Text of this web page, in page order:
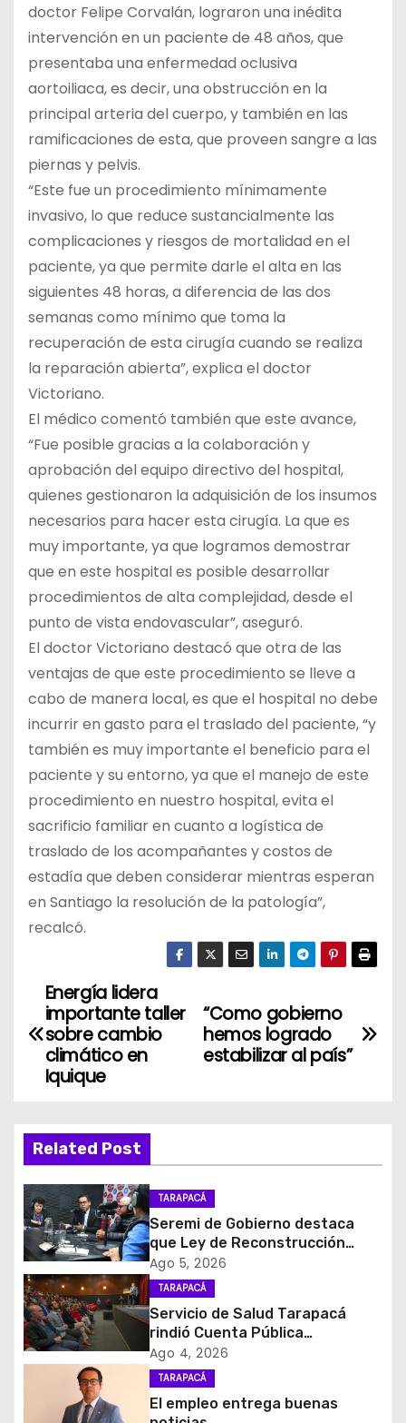
doctor Felipe Corvalán, lograron una inédita
intervención en un paciente de 48 años, que
presentaba una enfermedad oclusiva
aortoiliaca, es decir, una obstrucción en la
principal arteria del cuerpo, y también en las
ramificaciones de esta, que proveen sangre a las
piernas y pelvis.
“Este fue un procedimiento mínimamente
invasivo, lo que reduce sustancialmente las
complicaciones y riesgos de mortalidad en el
paciente, ya que permite darle el alta en las
siguientes 48 horas, a diferencia de las dos
semanas como mínimo que toma la
recuperación de esta cirugía cuando se realiza
la reparación abierta”, explica el doctor
Victoriano.
El médico comentó también que este avance,
“Fue posible gracias a la colaboración y
aprobación del equipo directivo del hospital,
quienes gestionaron la adquisición de los insumos
necesarios para hacer esta cirugía. La que es
muy importante, ya que logramos demostrar
que en este hospital es posible desarrollar
procedimientos de alta complejidad, desde el
punto de vista endovascular”, aseguró.
El doctor Victoriano destacó que otra de las
ventajas de que este procedimiento se lleve a
cabo de manera local, es que el hospital no debe
incurrir en gasto para el traslado del paciente, “y
también es muy importante el beneficio para el
paciente y su entorno, ya que el manejo de este
procedimiento en nuestro hospital, evita el
sacrificio familiar en cuanto a logística de
traslado de los acompañantes y costos de
estadía que deben considerar mientras esperan
en Santiago la resolución de la patología”,
recalcó.
N
a
g
a
c
i
ó
n
“Como gobierno
hemos logrado
estabilizar al país”
Energía lidera
importante taller
sobre cambio
climático en
Iquique
Related Post
TARAPACÁ
Seremi de Gobierno destaca
que Ley de Reconstrucción
Nacional impulsará la inversión
y el empleo en Tarapacá
Ago 5, 2026
TARAPACÁ
Servicio de Salud Tarapacá
rindió Cuenta Pública
Participativa
Ago 4, 2026
TARAPACÁ
El empleo entrega buenas